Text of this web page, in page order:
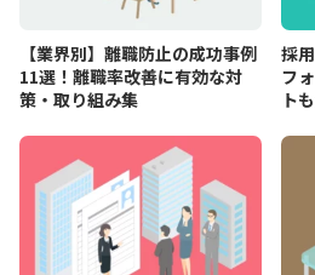
【業界別】離職防止の成功事例
11選！離職率改善に有効な対
策・取り組み集
採
フ
ト